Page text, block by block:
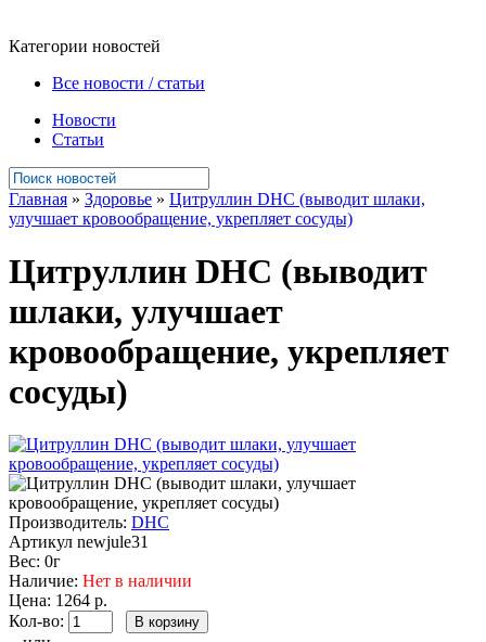
Категории новостей
Все новости / статьи
Новости
Статьи
Главная » Здоровье » Цитруллин DHC (выводит шлаки,
улучшает кровообращение, укрепляет сосуды)
Цитруллин DHC (выводит
шлаки, улучшает
кровообращение, укрепляет
сосуды)
Производитель: DHC
Артикул newjule31
Вес: 0г
Наличие: Нет в наличии
Цена: 1264 р.
Кол-во: